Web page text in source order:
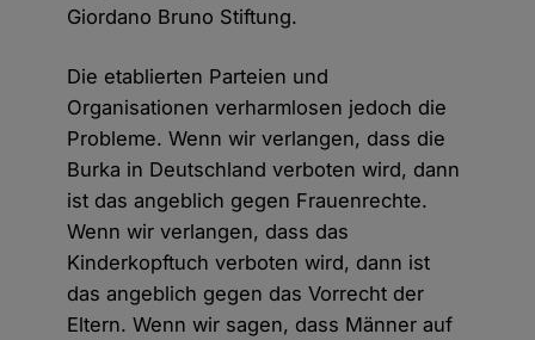
Giordano Bruno Stiftung.
Die etablierten Parteien und
Organisationen verharmlosen jedoch die
Probleme. Wenn wir verlangen, dass die
Burka in Deutschland verboten wird, dann
ist das angeblich gegen Frauenrechte.
Wenn wir verlangen, dass das
Kinderkopftuch verboten wird, dann ist
das angeblich gegen das Vorrecht der
Eltern. Wenn wir sagen, dass Männer auf